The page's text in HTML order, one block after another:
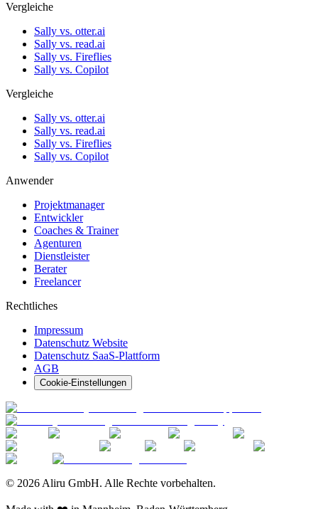
Vergleiche
Sally vs. otter.ai
Sally vs. read.ai
Sally vs. Fireflies
Sally vs. Copilot
Vergleiche
Sally vs. otter.ai
Sally vs. read.ai
Sally vs. Fireflies
Sally vs. Copilot
Anwender
Projektmanager
Entwickler
Coaches & Trainer
Agenturen
Dienstleister
Berater
Freelancer
Rechtliches
Impressum
Datenschutz Website
Datenschutz SaaS-Plattform
AGB
Cookie-Einstellungen
© 2026 Aliru GmbH. Alle Rechte vorbehalten.